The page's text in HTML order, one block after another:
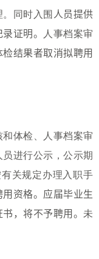
同时入围 人员提供
证明。
人事档案审
结果者取消拟聘用
体检、人事档案审
进行公示，公示期
关规定办理入职手
用资格。应届毕业生
，将不予聘用。 未